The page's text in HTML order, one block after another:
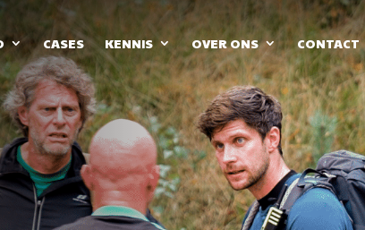
CASES KENNIS OVER ONS CONTACT